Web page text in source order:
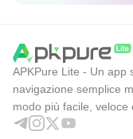
APKPure Lite - Un app
navigazione semplice
modo più facile, veloce